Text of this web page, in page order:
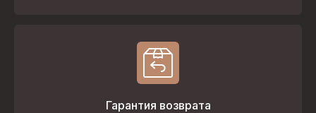
Гарантия возврата